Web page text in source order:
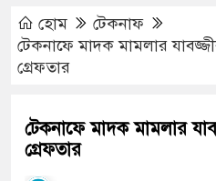
হোম
টেকনাফ
টেকনাফে মাদক মামলার
গ্রেফতার
টেকনাফে মাদক মামলার
গ্রেফতার